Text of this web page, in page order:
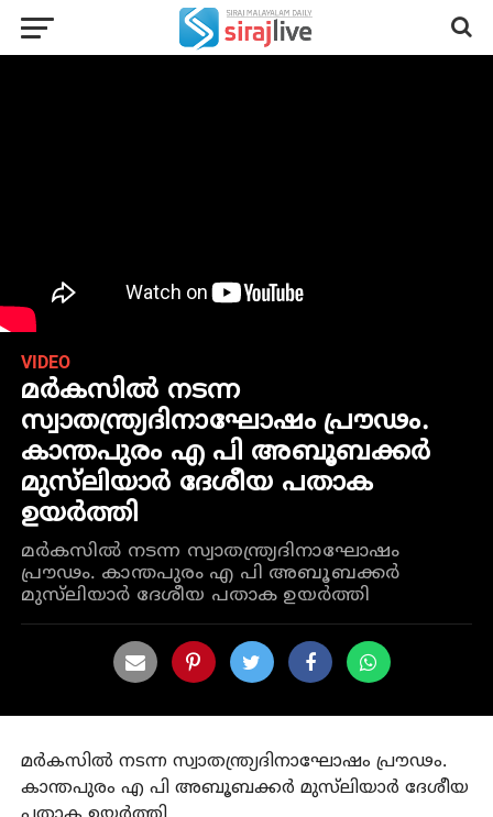
VIDEO
മർകസിൽ നടന്ന
സ്വാതന്ത്ര്യദിനാഘോഷം പ്രൗഢം.
കാന്തപുരം എ പി അബൂബക്കർ
മുസ്‌ലിയാർ ദേശീയ പതാക
ഉയർത്തി
മർകസിൽ നടന്ന സ്വാതന്ത്ര്യദിനാഘോഷം
പ്രൗഢം. കാന്തപുരം എ പി അബൂബക്കർ
മുസ്‌ലിയാർ ദേശീയ പതാക ഉയർത്തി
മർകസിൽ നടന്ന സ്വാതന്ത്ര്യദിനാഘോഷം പ്രൗഢം.
കാന്തപുരം എ പി അബൂബക്കർ മുസ്‌ലിയാർ ദേശീയ